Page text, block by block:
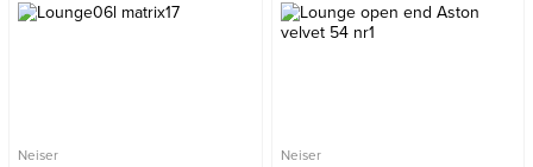
Neiser Neiser